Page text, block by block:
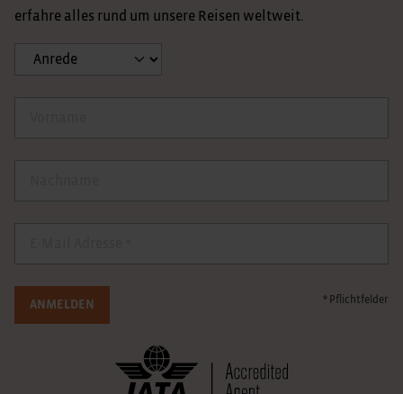
erfahre alles rund um unsere Reisen weltweit.
Anrede
ANMELDEN * Pflichtfelder